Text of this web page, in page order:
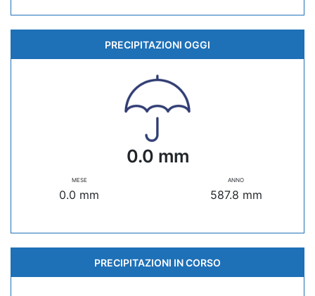
PRECIPITAZIONI OGGI
0.0 mm
MESE
0.0 mm
ANNO
587.8 mm
PRECIPITAZIONI IN CORSO